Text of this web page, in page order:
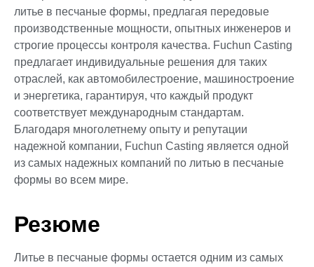
литье в песчаные формы, предлагая передовые
производственные мощности, опытных инженеров и
строгие процессы контроля качества. Fuchun Casting
предлагает индивидуальные решения для таких
отраслей, как автомобилестроение, машиностроение
и энергетика, гарантируя, что каждый продукт
соответствует международным стандартам.
Благодаря многолетнему опыту и репутации
надежной компании, Fuchun Casting является одной
из самых надежных компаний по литью в песчаные
формы во всем мире.
Резюме
Литье в песчаные формы остается одним из самых